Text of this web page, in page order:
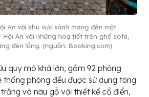
An với khu vực sảnh mang đến một
Hội An với những hoạ tiết trên ghế sofa,
đèn lồng. (nguồn: Booking.com)
quy mô khá lớn, gồm 92 phòng
thống phòng đều được sử dụng tông
và nâu gỗ với thiết kế cổ điển,